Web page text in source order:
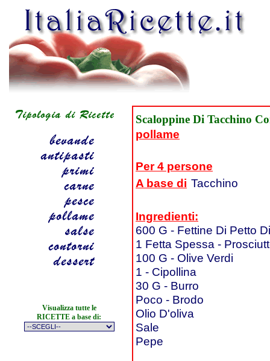
Visualizza tutte le
RICETTE a base di:
Scaloppine Di Tacchino
pollame
Per 4 persone
A base di Tacchino
Ingredienti:
600 G - Fettine Di Petto
1 Fetta Spessa -
100 G - Olive Verdi
1 - Cipollina
30 G - Burro
Poco - Brodo
Olio D'oliva
Sale
Pepe